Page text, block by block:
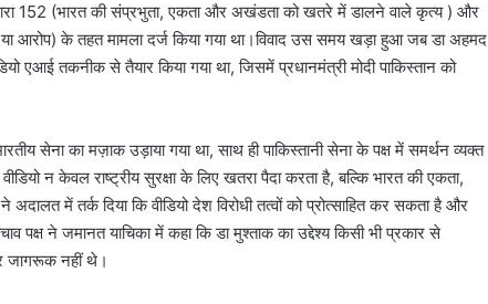
धारा 152 (भारत की संप्रभुता, एकता और अखंडता को खतरे में डालने वाले कृत्य ) और
आरोप) के तहत मामला दर्ज किया गया था।विवाद उस समय खड़ा हुआ जब डा अहमद
एआई तकनीक से तैयार किया गया था, जिसमें प्रधानमंत्री मोदी पाकिस्तान को
सेना का मज़ाक उड़ाया गया था, साथ ही पाकिस्तानी सेना के पक्ष में समर्थन व्यक्त
न केवल राष्ट्रीय सुरक्षा के लिए खतरा पैदा करता है, बल्कि भारत की एकता,
में तर्क दिया कि वीडियो देश विरोधी तत्वों को प्रोत्साहित कर सकता है और
ने जमानत याचिका में कहा कि डा मुश्ताक का उद्देश्य किसी भी प्रकार से
जागरूक नहीं थे।